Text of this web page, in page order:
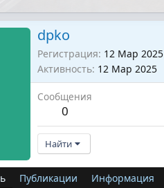
dpko
Регистрация 12 Мар 2025
Активность 12 Мар 2025
Сообщения
0
Найти
Публикации Информация